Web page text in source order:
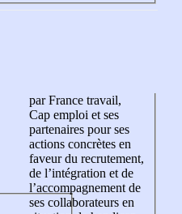
par France travail,
Cap emploi et ses
partenaires pour ses
actions concrètes en
faveur du recrutement,
de l’intégration et de
l’accompagnement de
ses collaborateurs en